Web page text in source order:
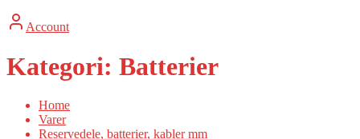
Account
Kategori: Batterier
Home
Varer
Reservedele, batterier, kabler mm